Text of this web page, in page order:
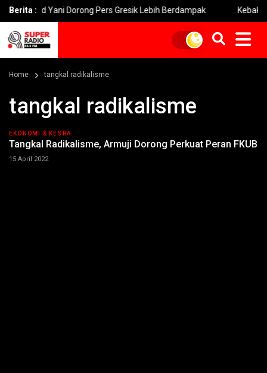
Berita :
Yani Dorong Pers Gresik Lebih Berdampak Kebakaran
Home tangkal radikalisme
tangkal radikalisme
EKONOMI & KESRA
Tangkal Radikalisme, Armuji Dorong Perkuat Peran FKUB
15 April 2022